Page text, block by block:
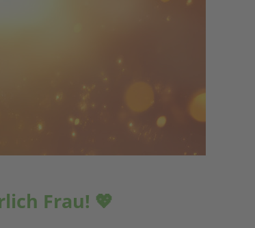
Frau! 💖